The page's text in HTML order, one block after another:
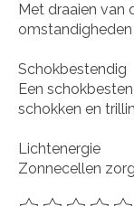
Met draaien van
Schokbestendig
Een
schokken en
Lichtenergie
Zonnecellen